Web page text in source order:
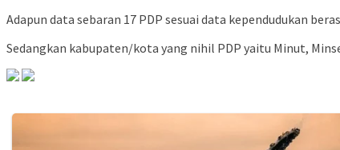
Adapun data sebaran 17 PDP sesuai data kependudukan
Sedangkan kabupaten/kota yang nihil PDP yaitu Minut,